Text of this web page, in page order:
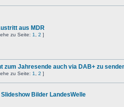
aus MDR
zu Seite: 1 2 ]
zum Jahresende auch via DAB+ zu
zu Seite: 1 2 ]
Slideshow Bilder LandesWelle